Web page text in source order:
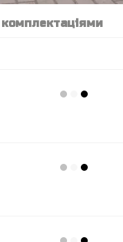
комплектаціями